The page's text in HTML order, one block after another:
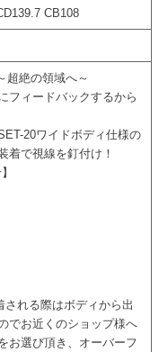
CB108
超絶の領域へ～
フィードバックするから
20ワイドボディ仕様の
着で視線を釘付け！
れる際はボディから出
でお近くのショップ様へ
お選び頂き、オーバーフ